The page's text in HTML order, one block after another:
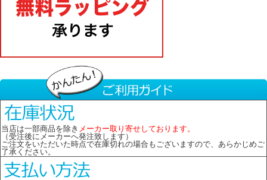
当店は一部商品を除き メーカー取り寄せしております。
（受注後にメーカーへ発注致します）
ご注文をいただいた時点で在庫切れの場合もございますので、あらかじめご
了承ください。